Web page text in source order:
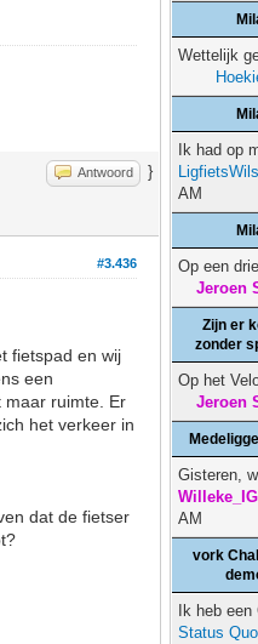
Antwoord }
#3.436
fietspad en wij
een
maar ruimte. Er
het verkeer in
dat de fietser
Wettelijk
Ik had op
AM
Op een
Jeroen
Zijn er
zonder
Op het
Jeroen
Gisteren,
AM
vork
Ik heb
Status